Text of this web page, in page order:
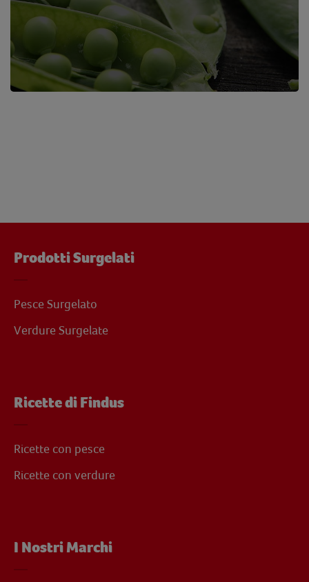
Prodotti Surgelati
Pesce Surgelato
Verdure Surgelate
Ricette di Findus
Ricette con pesce
Ricette con verdure
I Nostri Marchi